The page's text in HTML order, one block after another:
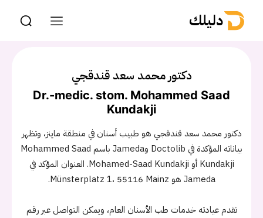
دليلك
دكتور محمد سعد قندقجي
Dr.-medic. stom. Mohammed Saad
Kundakji
دكتور محمد سعد قندقجي هو طبيب أسنان في منطقة ماينز، وتظهر
بياناته المؤكدة في Doctolib وJameda باسم Mohammed Saad
Kundakji أو Mohamed-Saad Kundakji. العنوان المؤكد في
Jameda هو Münsterplatz 1، 55116 Mainz.
تقدم عيادته خدمات طب الأسنان العام، ويمكن التواصل عبر رقم